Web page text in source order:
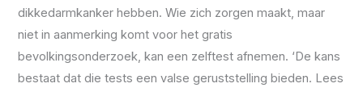
dikkedarmkanker hebben. Wie zich zorgen maakt, maar
niet in aanmerking komt voor het gratis
bevolkingsonderzoek, kan een zelftest afnemen. ‘De kans
bestaat dat die tests een valse geruststelling bieden. Lees